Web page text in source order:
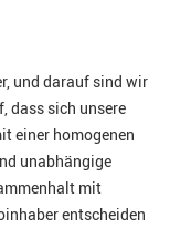
und darauf sind wir
dass sich unsere
einer homogenen
unabhängige
mit
entscheiden